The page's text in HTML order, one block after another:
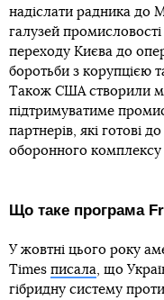
надіслати радника до
галузей
переходу Києва до
боротьби з корупцією
Також США створили
підтримуватиме
партнерів, які готові
оборонного комплексу
Що таке програма
У жовтні цього року
Times писала, що
гібридну систему